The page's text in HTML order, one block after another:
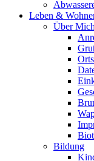
Leben &
Über
Bildung